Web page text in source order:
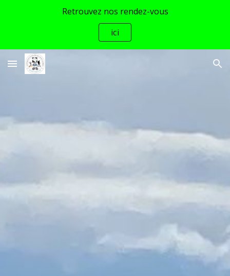
Retrouvez nos rendez-vous
ici